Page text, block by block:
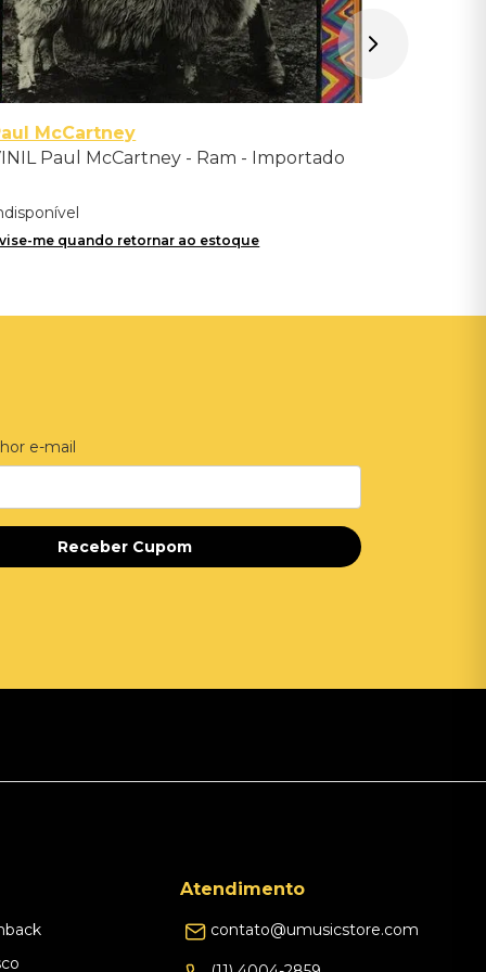
McCartney
Paul McCartney - Ram - Importado
me quando retornar ao estoque
e-mail
Receber Cupom
Atendimento
contato@umusicstore.com